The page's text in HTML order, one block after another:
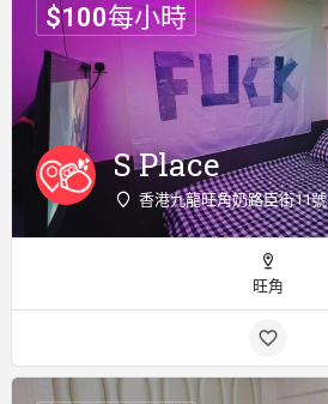
S Place
香港九龍旺角奶路臣街11號
$100每小時
旺角